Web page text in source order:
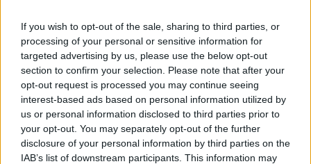
If you wish to opt-out of the sale, sharing to third parties, or
processing of your personal or sensitive information for
targeted advertising by us, please use the below opt-out
section to confirm your selection. Please note that after your
opt-out request is processed you may continue seeing
interest-based ads based on personal information utilized by
us or personal information disclosed to third parties prior to
your opt-out. You may separately opt-out of the further
disclosure of your personal information by third parties on the
IAB’s list of downstream participants. This information may
Facebookon is!
Követem
# BULVÁR KENDALL JENNER #BUGYI